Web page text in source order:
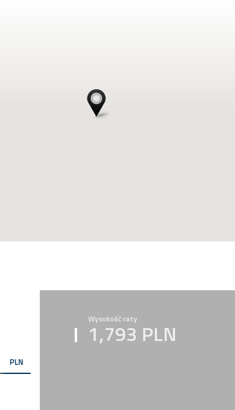
PLN
Wysokość raty
1,793 PLN